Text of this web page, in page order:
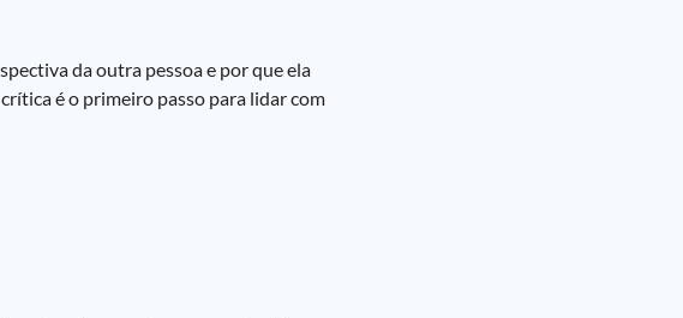
da outra pessoa e por que ela
é o primeiro passo para lidar com